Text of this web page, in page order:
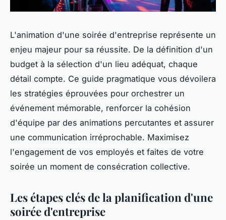
L'animation d'une soirée d'entreprise représente un
enjeu majeur pour sa réussite. De la définition d'un
budget à la sélection d'un lieu adéquat, chaque
détail compte. Ce guide pragmatique vous dévoilera
les stratégies éprouvées pour orchestrer un
événement mémorable, renforcer la cohésion
d'équipe par des animations percutantes et assurer
une communication irréprochable. Maximisez
l'engagement de vos employés et faites de votre
soirée un moment de consécration collective.
Les étapes clés de la planification d'une
soirée d'entreprise